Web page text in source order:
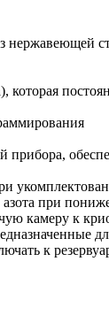
нержавеющей
при
камеру к
к